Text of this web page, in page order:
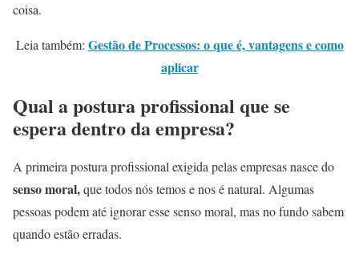
coisa.
Leia também: Gestão de Processos: o que é, vantagens e como
aplicar
Qual a postura profissional que se
espera dentro da empresa?
A primeira postura profissional exigida pelas empresas nasce do
senso moral,que todos nós temos e nos é natural. Algumas
pessoas podem até ignorar esse senso moral, mas no fundo sabem
quando estão erradas.